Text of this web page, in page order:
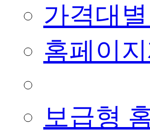
가격대
홈페이
보급형